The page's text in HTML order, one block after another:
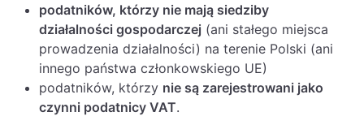
podatników, którzy nie mają siedziby
działalności gospodarczej (ani stałego miejsca
prowadzenia działalności) na terenie Polski (ani
innego państwa członkowskiego UE)
podatników, którzy nie są zarejestrowani jako
czynni podatnicy VAT.